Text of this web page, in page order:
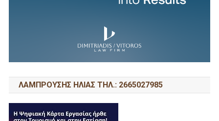
ΛΑΜΠΡΟΥΣΗΣ ΗΛΙΑΣ ΤΗΛ.: 2665027985